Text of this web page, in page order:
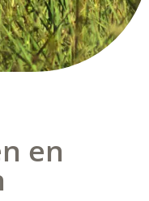
en